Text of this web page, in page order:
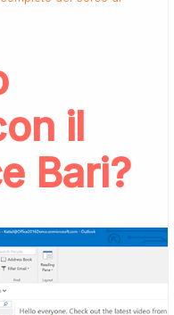
il
Bari?